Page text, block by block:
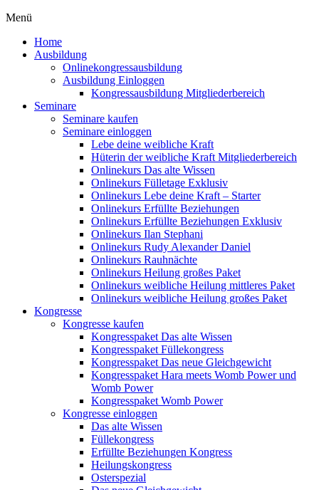
Menü
Home
Ausbildung
Onlinekongressausbildung
Ausbildung Einloggen
Kongressausbildung Mitgliederbereich
Seminare
Seminare kaufen
Seminare einloggen
Lebe deine weibliche Kraft
Hüterin der weibliche Kraft Mitgliederbereich
Onlinekurs Das alte Wissen
Onlinekurs Fülletage Exklusiv
Onlinekurs Lebe deine Kraft – Starter
Onlinekurs Erfüllte Beziehungen
Onlinekurs Erfüllte Beziehungen Exklusiv
Onlinekurs Ilan Stephani
Onlinekurs Rudy Alexander Daniel
Onlinekurs Rauhnächte
Onlinekurs Heilung großes Paket
Onlinekurs weibliche Heilung mittleres Paket
Onlinekurs weibliche Heilung großes Paket
Kongresse
Kongresse kaufen
Kongresspaket Das alte Wissen
Kongresspaket Füllekongress
Kongresspaket Das neue Gleichgewicht
Kongresspaket Hara meets Womb Power und
Womb Power
Kongresspaket Womb Power
Kongresse einloggen
Das alte Wissen
Füllekongress
Erfüllte Beziehungen Kongress
Heilungskongress
Osterspezial